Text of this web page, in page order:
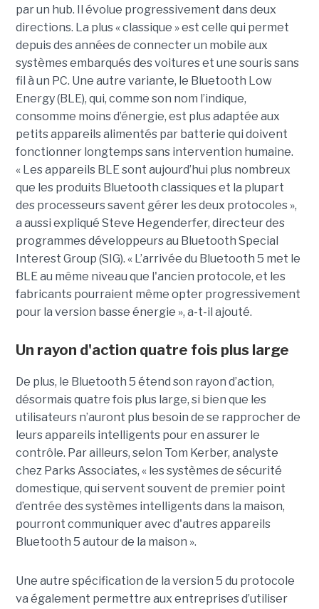
par un hub. Il évolue progressivement dans deux
directions. La plus « classique » est celle qui permet
depuis des années de connecter un mobile aux
systèmes embarqués des voitures et une souris sans
fil à un PC. Une autre variante, le Bluetooth Low
Energy (BLE), qui, comme son nom l’indique,
consomme moins d’énergie, est plus adaptée aux
petits appareils alimentés par batterie qui doivent
fonctionner longtemps sans intervention humaine.
« Les appareils BLE sont aujourd’hui plus nombreux
que les produits Bluetooth classiques et la plupart
des processeurs savent gérer les deux protocoles »,
a aussi expliqué Steve Hegenderfer, directeur des
programmes développeurs au Bluetooth Special
Interest Group (SIG). « L’arrivée du Bluetooth 5 met le
BLE au même niveau que l'ancien protocole, et les
fabricants pourraient même opter progressivement
pour la version basse énergie », a-t-il ajouté.
Un rayon d'action quatre fois plus large
De plus, le Bluetooth 5 étend son rayon d’action,
désormais quatre fois plus large, si bien que les
utilisateurs n’auront plus besoin de se rapprocher de
leurs appareils intelligents pour en assurer le
contrôle. Par ailleurs, selon Tom Kerber, analyste
chez Parks Associates, « les systèmes de sécurité
domestique, qui servent souvent de premier point
d’entrée des systèmes intelligents dans la maison,
pourront communiquer avec d'autres appareils
Bluetooth 5 autour de la maison ».
Une autre spécification de la version 5 du protocole
va également permettre aux entreprises d’utiliser